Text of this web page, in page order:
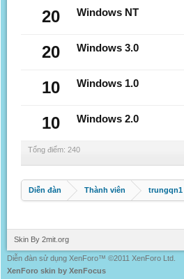
20 Windows NT
20 Windows 3.0
10 Windows 1.0
10 Windows 2.0
Tổng điểm: 240
Diễn đàn Thành viên trungqn1
Skin By 2mit.org
Diễn đàn sử dụng XenForo™ ©2011 XenForo Ltd.
XenForo skin by XenFocus